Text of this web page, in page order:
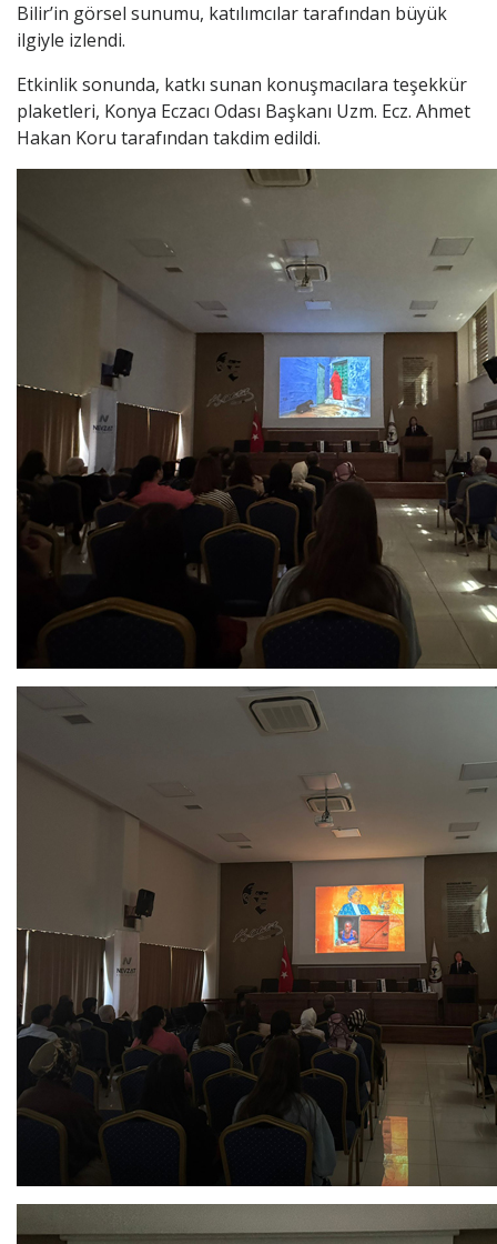
Bilir’in görsel sunumu, katılımcılar tarafından büyük
ilgiyle izlendi.
Etkinlik sonunda, katkı sunan konuşmacılara teşekkür
plaketleri, Konya Eczacı Odası Başkanı Uzm. Ecz. Ahmet
Hakan Koru tarafından takdim edildi.